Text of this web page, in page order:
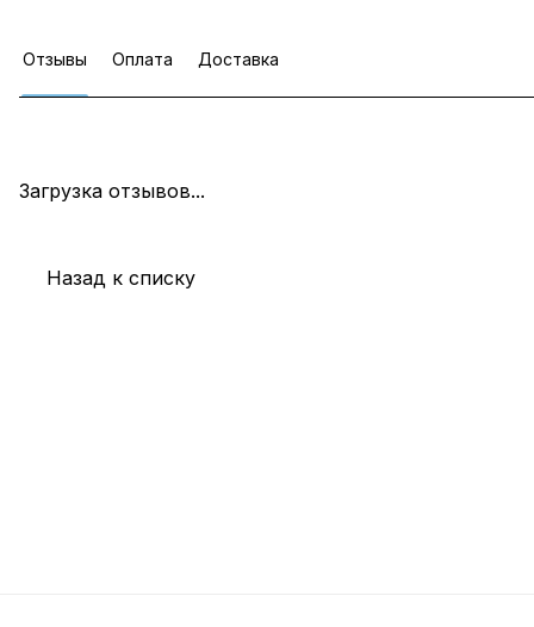
Отзывы Оплата Доставка
Загрузка отзывов...
Назад к списку